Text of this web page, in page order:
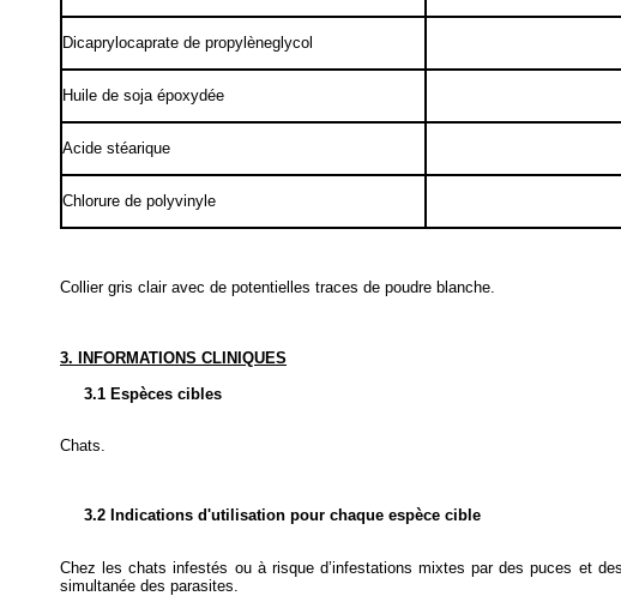
Dicaprylocaprate de propylèneglycol
Huile de soja époxydée
Acide stéarique
Chlorure de polyvinyle
Collier gris clair avec de potentielles traces de poudre blanche.
3. INFORMATIONS CLINIQUES
3.1 Espèces cibles
Chats.
3.2 Indications d'utilisation pour chaque espèce cible
Chez les chats infestés ou à risque d’infestations mixtes par des puces et
simultanée des parasites.